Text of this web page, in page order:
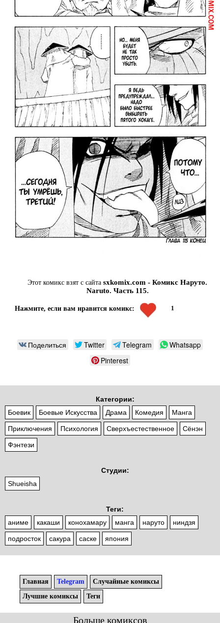
Этот комикс взят с сайта sxkomix.com - Комикс Наруто.
Naruto. Часть 115.
Нажмите, если вам нравится комикс: 1
Поделиться Twitter Telegram
Whatsapp
Pinterest
Категории:
Боевик
Боевые Искусства Драма Комедия Манга
Приключения Психология Сверхъестественное Сёнэн
Фэнтези
Студии:
Shueisha
Теги:
аниме
какаши конохамару манга наруто ниндзя
подросток сакура саске япония
Главная Telegram
Случайные комиксы
Лучшие комиксы
Теги
Больше комиксов